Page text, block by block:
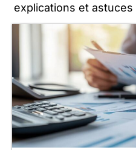
explications et